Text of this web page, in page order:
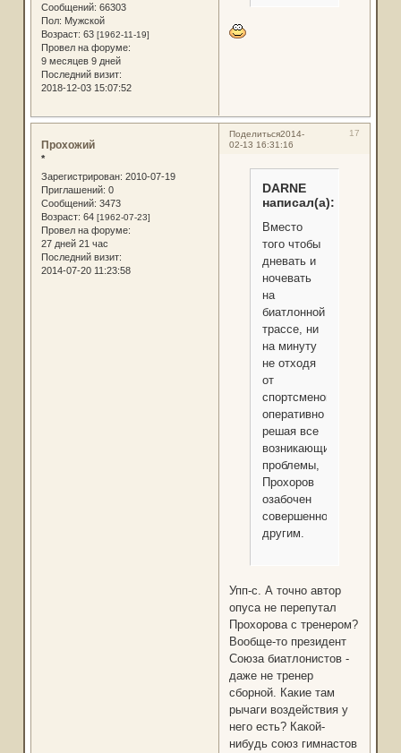
Сообщений: 66303
Пол: Мужской
Возраст: 63 [1962-11-19]
Провел на форуме:
9 месяцев 9 дней
Последний визит:
2018-12-03 15:07:52
Поделиться 17
2014-
02-13 16:31:16
Прохожий
*
Зарегистрирован: 2010-07-19
Приглашений: 0
Сообщений: 3473
Возраст: 64 [1962-07-23]
Провел на форуме:
27 дней 21 час
Последний визит:
2014-07-20 11:23:58
DARNE
написал(а):
Вместо
того чтобы
дневать и
ночевать
на
биатлонной
трассе, ни
на минуту
не отходя
от
спортсменов,
оперативно
решая все
возникающие
проблемы,
Прохоров
озабочен
совершенно
другим.
Упп-с. А точно автор
опуса не перепутал
Прохорова с тренером?
Вообще-то президент
Союза биатлонистов -
даже не тренер
сборной. Какие там
рычаги воздействия у
него есть? Какой-
нибудь союз гимнастов